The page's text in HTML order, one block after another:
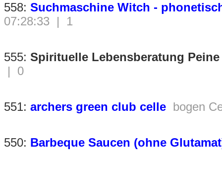
558: Suchmaschine Witch -
07:28:33 | 1
555: Spirituelle Lebensberatung Peine
| 0
551: archers green club celle bogen
550: Barbeque Saucen (ohne